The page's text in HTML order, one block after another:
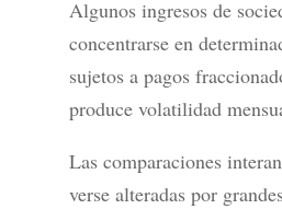
Algunos ingresos de
concentrarse en
sujetos a pagos
produce volatilidad
Las comparaciones
verse alteradas por